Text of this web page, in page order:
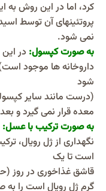
کرد، اما در این روش
پروتئینهای آن توسط
نمی شود.
به صورت کپسول: در
داروخانه ها موجود
شود
(درست مانند سایر
معده قرار نمی گیرد و
به صورت ترکیب با عسل:
نگهداری از ژل رویال،
است تا یک
گرم ژل رویال است را